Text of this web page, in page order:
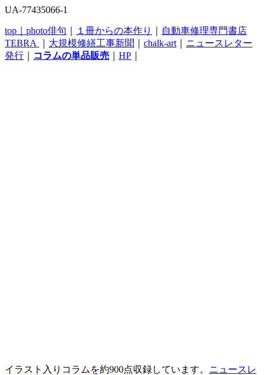
UA-77435066-1
top｜ photo俳句 １冊からの本作り
自動車修理専門書店
TEBRA
大規模修繕工事新聞 chalk-art
ニュースレター
発行
コラムの単品販売 HP
イラスト入りコラムを約900点収録しています。 ニュースレ